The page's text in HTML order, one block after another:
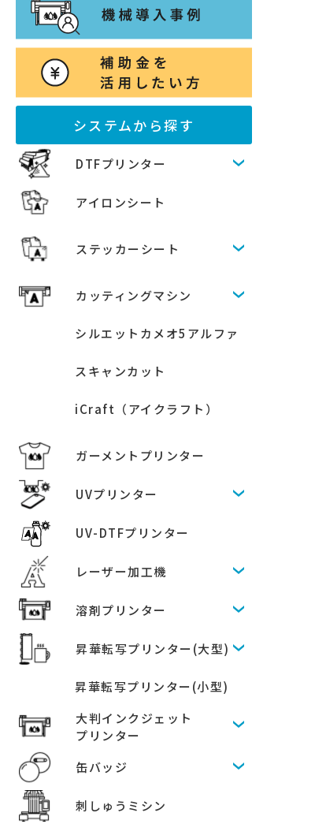
システムから探す
DTFプリンター
アイロンシート
ステッカーシート
カッティングマシン
シルエットカメオ5アルファ
スキャンカット
iCraft（アイクラフト）
ガーメントプリンター
UVプリンター
UV-DTFプリンター
レーザー加工機
溶剤プリンター
昇華転写プリンター(大型)
昇華転写プリンター(小型)
大判インクジェット
プリンター
缶バッジ
刺しゅうミシン